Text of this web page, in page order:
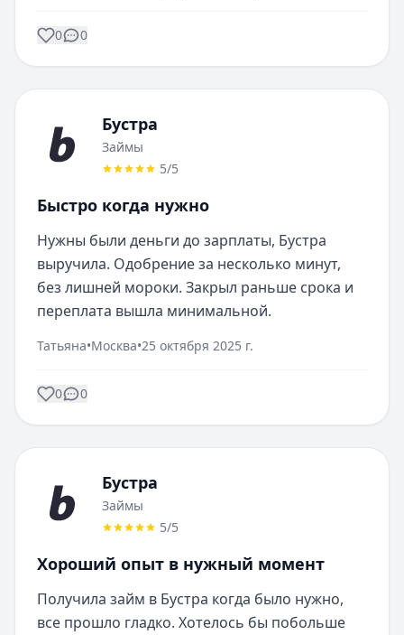
0 0
Бустра
Займы
5/5
Быстро когда нужно
Нужны были деньги до зарплаты, Бустра
выручила. Одобрение за несколько минут,
без лишней мороки. Закрыл раньше срока и
переплата вышла минимальной.
Татьяна•Москва•25 октября 2025 г.
0 0
Бустра
Займы
5/5
Хороший опыт в нужный момент
Получила займ в Бустра когда было нужно,
все прошло гладко. Хотелось бы побольше